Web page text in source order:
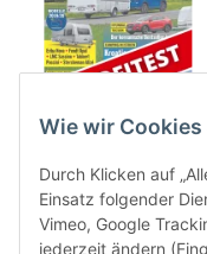
Profitest: Weinsberg
1,99 €*
Wie wir Cookies
Durch Klicken auf
Einsatz folgender
Vimeo, Google
jederzeit ändern